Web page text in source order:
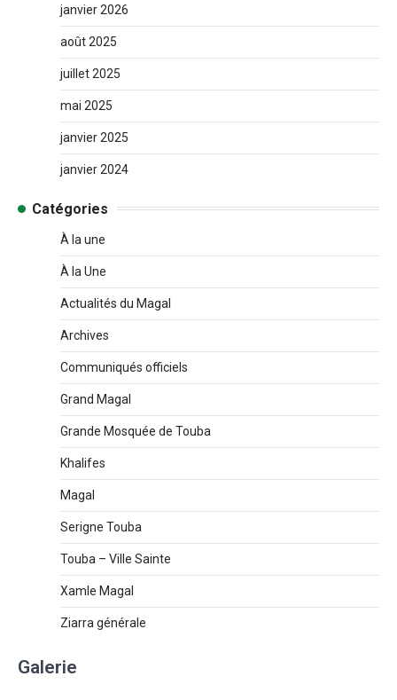
janvier 2026
août 2025
juillet 2025
mai 2025
janvier 2025
janvier 2024
Catégories
À la une
À la Une
Actualités du Magal
Archives
Communiqués officiels
Grand Magal
Grande Mosquée de Touba
Khalifes
Magal
Serigne Touba
Touba – Ville Sainte
Xamle Magal
Ziarra générale
Galerie